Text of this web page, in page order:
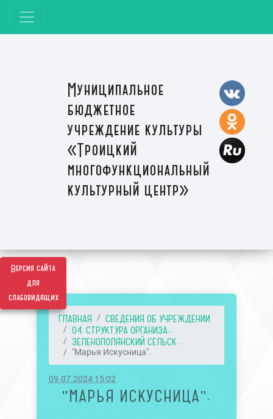
Версия сайта
для
слабовидящих
Муниципальное
бюджетное
учреждение культуры
«Троицкий
многофункциональный
культурный центр»
ГЛАВНАЯ
СВЕДЕНИЯ ОБ УЧРЕЖДЕНИИ
04. СТРУКТУРА ОРГАНИЗА...
ЗЕЛЕНОПОЛЯНСКИЙ СЕЛЬСК...
"Марья Искусница".
09.07.2024 15:02
"МАРЬЯ ИСКУСНИЦА".